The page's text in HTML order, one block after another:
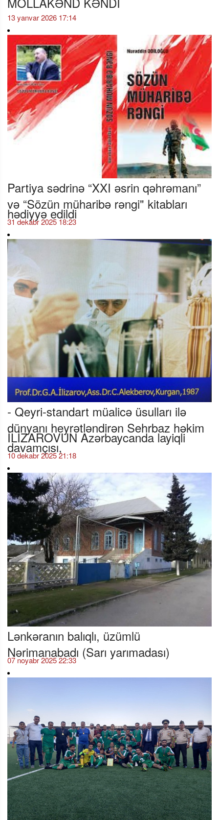
13 yanvar 2026 17:14
Partiya sədrinə “XXI əsrin qəhrəmanı”
və “Sözün müharibə rəngi" kitabları
hədiyyə edildi
31 dekabr 2025 18:23
- Qeyri-standart müalicə üsulları ilə
dünyanı heyrətləndirən Sehrbaz həkim
İLİZAROVUN Azərbaycanda layiqli
davamçısı,
10 dekabr 2025 21:18
Lənkəranın balıqlı, üzümlü
Nərimanabadı (Sarı yarımadası)
07 noyabr 2025 22:33